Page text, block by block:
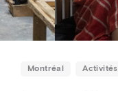
Montréal Activités